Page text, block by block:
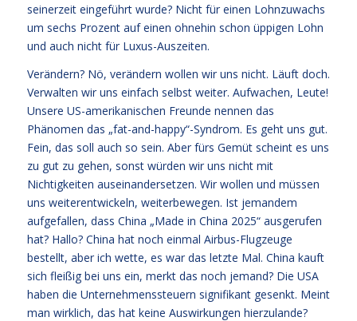
seinerzeit eingeführt wurde? Nicht für einen Lohnzuwachs
um sechs Prozent auf einen ohnehin schon üppigen Lohn
und auch nicht für Luxus-Auszeiten.
Verändern? Nö, verändern wollen wir uns nicht. Läuft doch.
Verwalten wir uns einfach selbst weiter. Aufwachen, Leute!
Unsere US-amerikanischen Freunde nennen das
Phänomen das „fat-and-happy“-Syndrom. Es geht uns gut.
Fein, das soll auch so sein. Aber fürs Gemüt scheint es uns
zu gut zu gehen, sonst würden wir uns nicht mit
Nichtigkeiten auseinandersetzen. Wir wollen und müssen
uns weiterentwickeln, weiterbewegen. Ist jemandem
aufgefallen, dass China „Made in China 2025“ ausgerufen
hat? Hallo? China hat noch einmal Airbus-Flugzeuge
bestellt, aber ich wette, es war das letzte Mal. China kauft
sich fleißig bei uns ein, merkt das noch jemand? Die USA
haben die Unternehmenssteuern signifikant gesenkt. Meint
man wirklich, das hat keine Auswirkungen hierzulande?